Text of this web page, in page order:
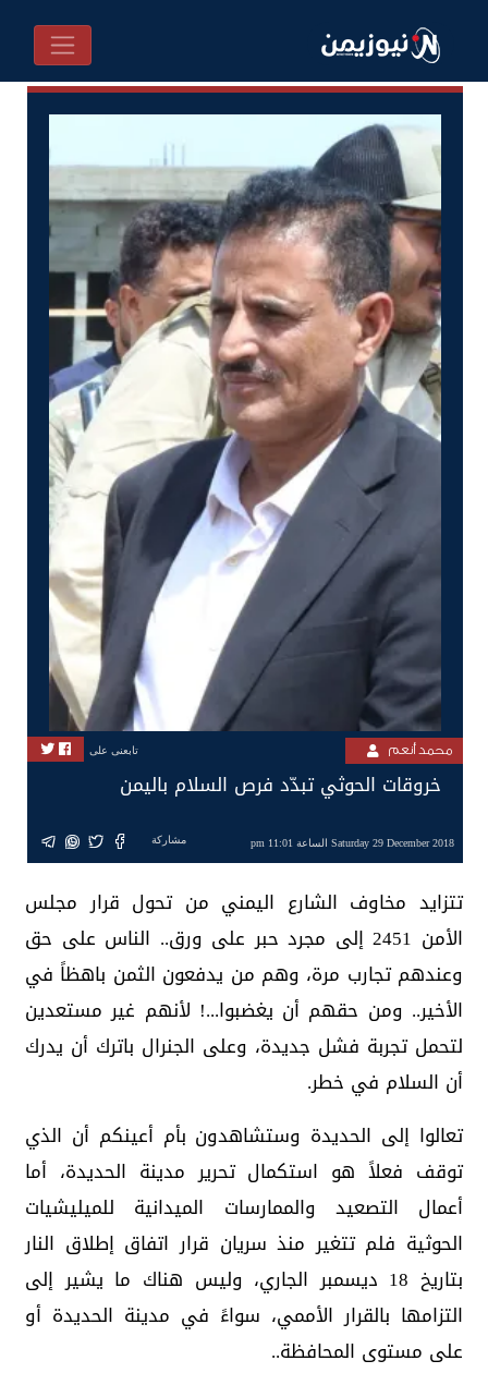
محمد أنعم تابعنى على
خروقات الحوثي تبدّد فرص السلام باليمن
Saturday 29 December 2018 الساعة 11:01 pm مشاركة
تتزايد مخاوف الشارع اليمني من تحول قرار مجلس
الأمن 2451 إلى مجرد حبر على ورق.. الناس على حق
وعندهم تجارب مرة، وهم من يدفعون الثمن باهظاً في
الأخير.. ومن حقهم أن يغضبوا...! لأنهم غير مستعدين
لتحمل تجربة فشل جديدة، وعلى الجنرال باترك أن يدرك
أن السلام في خطر.
تعالوا إلى الحديدة وستشاهدون بأم أعينكم أن الذي
توقف فعلاً هو استكمال تحرير مدينة الحديدة، أما
أعمال التصعيد والممارسات الميدانية للميليشيات
الحوثية فلم تتغير منذ سريان قرار اتفاق إطلاق النار
بتاريخ 18 ديسمبر الجاري، وليس هناك ما يشير إلى
التزامها بالقرار الأممي، سواءً في مدينة الحديدة أو
على مستوى المحافظة..